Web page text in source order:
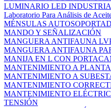
LUMINARIO LED
Laboratorio Para Análisis de
MÉNSULAS
MANDO Y SEÑALIZACIÓN
MANGUERA ANTIFAUNA
MANGUERA ANTIFAUNA
MANIJA EN L CON
MANTENIMIENTO A
MANTENIMIENTO A
MANTENIMIENTO
MANTENIMIENTO
TENSIÓN